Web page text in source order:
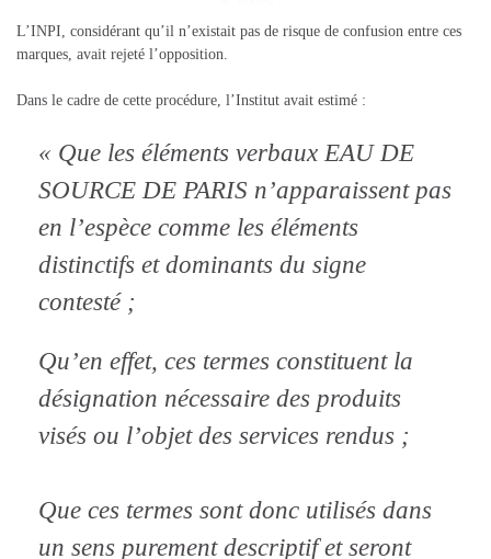
L’INPI, considérant qu’il n’existait pas de risque de confusion entre ces
marques, avait rejeté l’opposition.
Dans le cadre de cette procédure, l’Institut avait estimé :
« Que les éléments verbaux EAU DE
SOURCE DE PARIS n’apparaissent pas
en l’espèce comme les éléments
distinctifs et dominants du signe
contesté ;
Qu’en effet, ces termes constituent la
désignation nécessaire des produits
visés ou l’objet des services rendus ;
Que ces termes sont donc utilisés dans
un sens purement descriptif et seront